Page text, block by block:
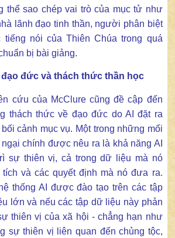
thể sao chép vai trò của mục tử như
lãnh đạo tinh thần, người phân biệt
tiếng nói của Thiên Chúa trong quá
bị bài giảng.
đạo đức vàthách thứcthần học
cứu của McClure cũng đề cập đến
thách thức về đạo đức do AI đặt ra
bối cảnh mục vụ. Một trong những mối
chính được nêu ra là khả năng AI
sự thiên vị, cả trong dữ liệu mà nó
tích và các quyết định mà nó đưa ra.
thống AI được đào tạo trên các tập
lớn và nếu các tập dữ liệu này phản
thiên vị của xã hội - chẳng hạn như
sự thiên vị liên quan đến chủng tộc,